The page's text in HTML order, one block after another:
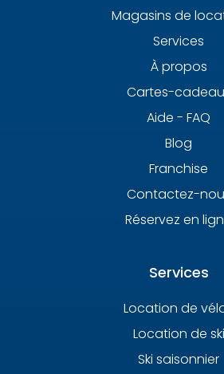
Magasins de
Services
À propos
Cartes-
Aide - FAQ
Blog
Franchise
Contactez-
Réservez en
Services
Location de
Location de ski
Ski saisonnier